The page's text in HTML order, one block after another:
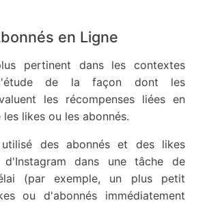
en Ligne
pertinent dans les contextes
l'étude de la façon dont les
les récompenses liées en
likes ou les abonnés.
des abonnés et des likes
d'Instagram dans une tâche de
(par exemple, un plus petit
ou d'abonnés immédiatement